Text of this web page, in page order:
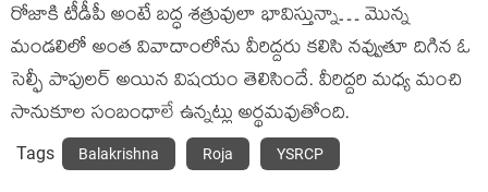
రోజాకి టీడీపీ అంటే బద్ధ శత్రువులా భావిస్తున్నా… మొన్న
మండలిలో అంత వివాదాంలోను వీరిద్దరు కలిసి నవ్వుతూ దిగిన ఓ
సెల్ఫీ పాపులర్ అయిన విషయం తెలిసిందే. వీరిద్దరి మధ్య మంచి
సానుకూల సంబంధాలే ఉన్నట్లు అర్థమవుతోంది.
Tags Balakrishna Roja YSRCP